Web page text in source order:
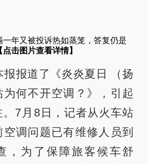
年又被投诉热如蒸笼，答复仍是
点击图片查看详情】
报报道了《炎炎夏日 （扬
为何不开空调？》，引起
。7月8日，记者从火车站
调问题已有维修人员到
，为了保障旅客候车舒